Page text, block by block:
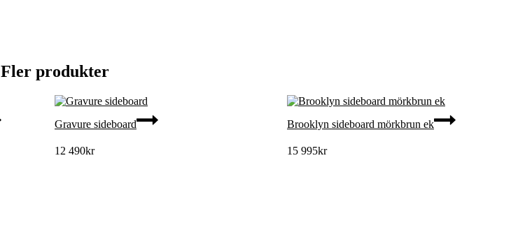
Fler produkter
Gravure sideboard
12 490kr
Brooklyn sideboard mörkbrun ek
15 995kr